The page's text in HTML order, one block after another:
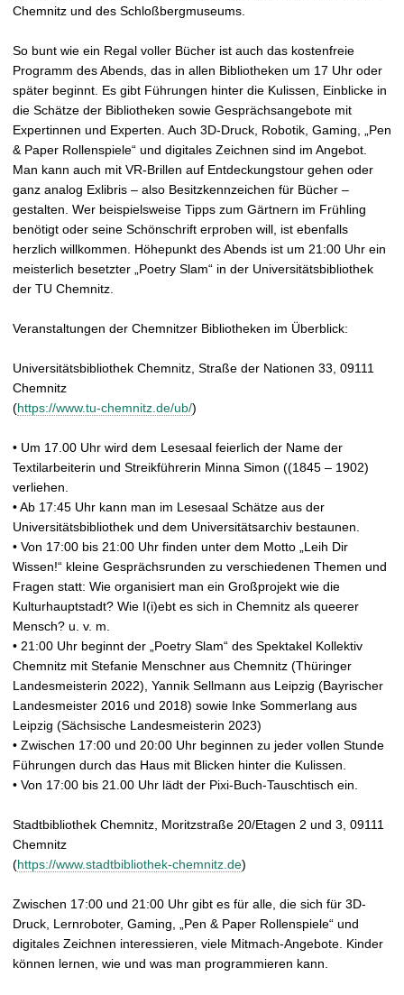
Chemnitz und des Schloßbergmuseums.
So bunt wie ein Regal voller Bücher ist auch das kostenfreie
Programm des Abends, das in allen Bibliotheken um 17 Uhr oder
später beginnt. Es gibt Führungen hinter die Kulissen, Einblicke in
die Schätze der Bibliotheken sowie Gesprächsangebote mit
Expertinnen und Experten. Auch 3D-Druck, Robotik, Gaming, „Pen
& Paper Rollenspiele“ und digitales Zeichnen sind im Angebot.
Man kann auch mit VR-Brillen auf Entdeckungstour gehen oder
ganz analog Exlibris – also Besitzkennzeichen für Bücher –
gestalten. Wer beispielsweise Tipps zum Gärtnern im Frühling
benötigt oder seine Schönschrift erproben will, ist ebenfalls
herzlich willkommen. Höhepunkt des Abends ist um 21:00 Uhr ein
meisterlich besetzter „Poetry Slam“ in der Universitätsbibliothek
der TU Chemnitz.
Veranstaltungen der Chemnitzer Bibliotheken im Überblick:
Universitätsbibliothek Chemnitz, Straße der Nationen 33, 09111
Chemnitz
(https://www.tu-chemnitz.de/ub/)
• Um 17.00 Uhr wird dem Lesesaal feierlich der Name der
Textilarbeiterin und Streikführerin Minna Simon ((1845 – 1902)
verliehen.
• Ab 17:45 Uhr kann man im Lesesaal Schätze aus der
Universitätsbibliothek und dem Universitätsarchiv bestaunen.
• Von 17:00 bis 21:00 Uhr finden unter dem Motto „Leih Dir
Wissen!“ kleine Gesprächsrunden zu verschiedenen Themen und
Fragen statt: Wie organisiert man ein Großprojekt wie die
Kulturhauptstadt? Wie I(i)ebt es sich in Chemnitz als queerer
Mensch? u. v. m.
• 21:00 Uhr beginnt der „Poetry Slam“ des Spektakel Kollektiv
Chemnitz mit Stefanie Menschner aus Chemnitz (Thüringer
Landesmeisterin 2022), Yannik Sellmann aus Leipzig (Bayrischer
Landesmeister 2016 und 2018) sowie Inke Sommerlang aus
Leipzig (Sächsische Landesmeisterin 2023)
• Zwischen 17:00 und 20:00 Uhr beginnen zu jeder vollen Stunde
Führungen durch das Haus mit Blicken hinter die Kulissen.
• Von 17:00 bis 21.00 Uhr lädt der Pixi-Buch-Tauschtisch ein.
Stadtbibliothek Chemnitz, Moritzstraße 20/Etagen 2 und 3, 09111
Chemnitz
(https://www.stadtbibliothek-chemnitz.de)
Zwischen 17:00 und 21:00 Uhr gibt es für alle, die sich für 3D-
Druck, Lernroboter, Gaming, „Pen & Paper Rollenspiele“ und
digitales Zeichnen interessieren, viele Mitmach-Angebote. Kinder
können lernen, wie und was man programmieren kann.